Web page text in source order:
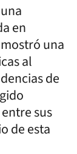
en
una
al
de
sus
de esta